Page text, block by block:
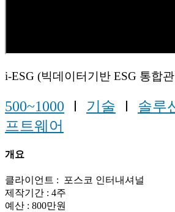
i-ESG (빅데이터기반 ESG 통합
500~1000 Ⅰ 기술 Ⅰ 솔루
프트웨어
개요
클라이언트 : 포스코 인터내셔널
제작기간 : 4주
예산 : 800만원